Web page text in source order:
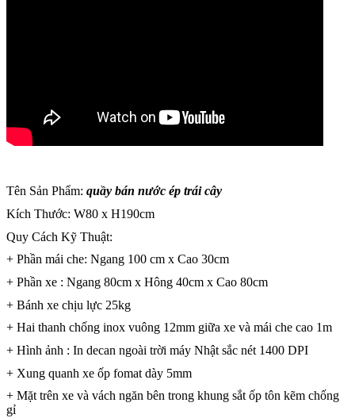
Tên Sản Phẩm: quầy bán nước ép trái cây
Kích Thước: W80 x H190cm
Quy Cách Kỹ Thuật:
+ Phần mái che: Ngang 100 cm x Cao 30cm
+ Phần xe : Ngang 80cm x Hông 40cm x Cao 80cm
+ Bánh xe chịu lực 25kg
+ Hai thanh chống inox vuông 12mm giữa xe và mái che cao 1m
+ Hình ảnh : In decan ngoài trời máy Nhật sắc nét 1400 DPI
+ Xung quanh xe ốp fomat dày 5mm
+ Mặt trên xe và vách ngăn bên trong khung sắt ốp tôn kẽm chống
gỉ